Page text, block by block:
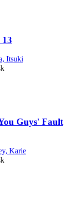
Itsuki
Guys' Fault
Karie